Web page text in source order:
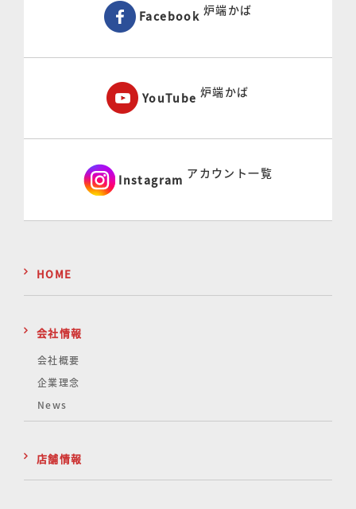
Facebook 炉端かば
YouTube 炉端かば
Instagram アカウント一覧
HOME
会社情報
会社概要
企業理念
News
店舗情報